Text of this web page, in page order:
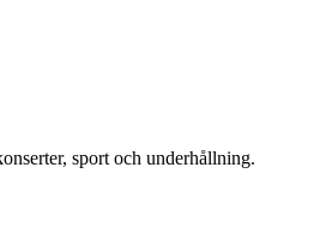
sport och underhållning.